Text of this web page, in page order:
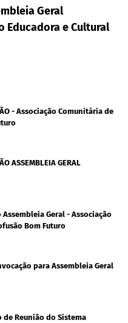
Geral
Educadora e Cultural
- Associação Comunitária de
ASSEMBLEIA GERAL
Geral - Associação
Bom Futuro
para Assembleia Geral
de Reunião do Sistema